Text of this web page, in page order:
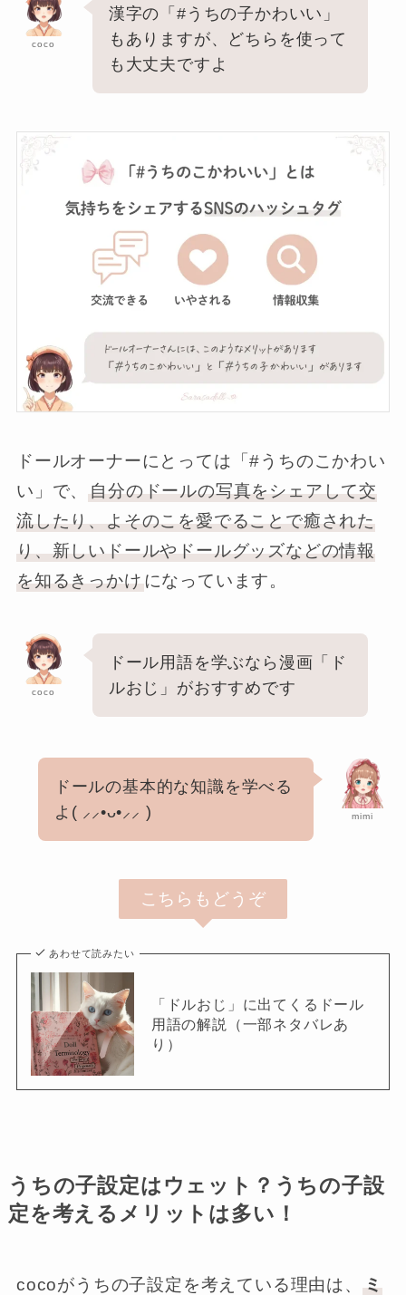
coco
漢字の「#うちの子かわいい」
もありますが、どちらを使って
も大丈夫ですよ
ドールオーナーにとっては「#うちのこかわい
い」で、自分のドールの写真をシェアして交
流したり、よそのこを愛でることで癒された
り、新しいドールやドールグッズなどの情報
を知るきっかけになっています。
coco
ドール用語を学ぶなら漫画「ド
ルおじ」がおすすめです
mimi
ドールの基本的な知識を学べる
よ( ⸝⸝•ᴗ•⸝⸝ )
こちらもどうぞ
あわせて読みたい
「ドルおじ」に出てくるドール
用語の解説（一部ネタバレあ
り）
うちの子設定はウェット？うちの子設
定を考えるメリットは多い！
cocoがうちの子設定を考えている理由は、 ミ